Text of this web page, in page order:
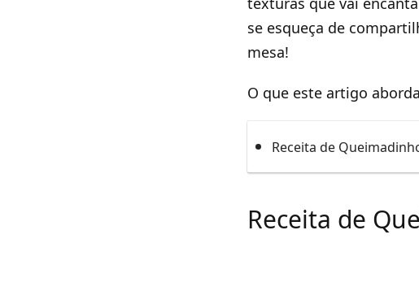
se esqueça de
mesa!
O que este artigo
Receita de
Receita de